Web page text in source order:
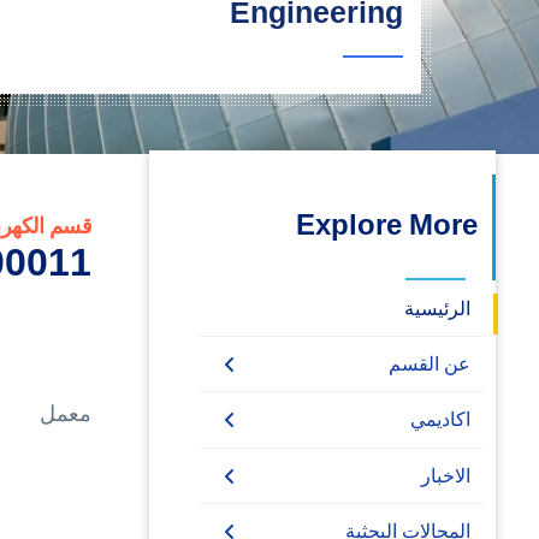
التدريب والخدمة المجتمعية
الإستشارات
Engineering
Explore More
الرئيسية
عن القسم
الرؤية والرسالة
جج
اكاديمي
الدراسات الأساسية
الدراسات العليا
الاخبار
الاخبار
المجالات البحثية
قسم
معمل